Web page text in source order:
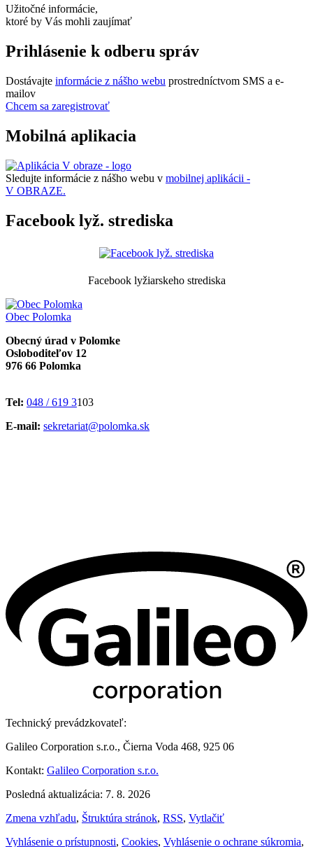
Užitočné informácie,
ktoré by Vás mohli zaujímať
Prihlásenie k odberu správ
Dostávajte informácie z nášho webu prostredníctvom SMS a e-
mailov
Chcem sa zaregistrovať
Mobilná aplikacia
Sledujte informácie z nášho webu v mobilnej aplikácii -
V OBRAZE.
Facebook lyž. strediska
Facebook lyžiarskeho strediska
Obec Polomka
Obecný úrad v Polomke
Osloboditeľov 12
976 66 Polomka
Tel: 048 / 619 3103
E-mail: sekretariat@polomka.sk
Technický prevádzkovateľ:
Galileo Corporation s.r.o., Čierna Voda 468, 925 06
Kontakt: Galileo Corporation s.r.o.
Posledná aktualizácia: 7. 8. 2026
Zmena vzhľadu, Štruktúra stránok, RSS, Vytlačiť
Vyhlásenie o prístupnosti, Cookies, Vyhlásenie o ochrane súkromia,